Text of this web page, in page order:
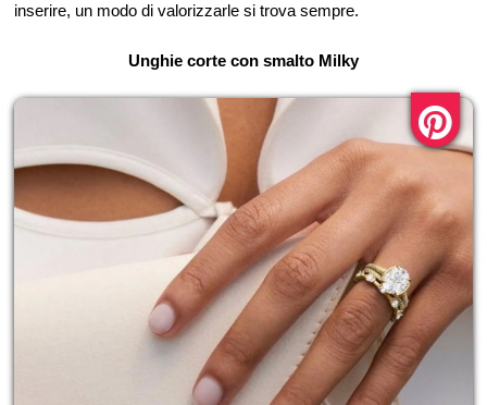
inserire, un modo di valorizzarle si trova sempre.
Unghie corte con smalto Milky